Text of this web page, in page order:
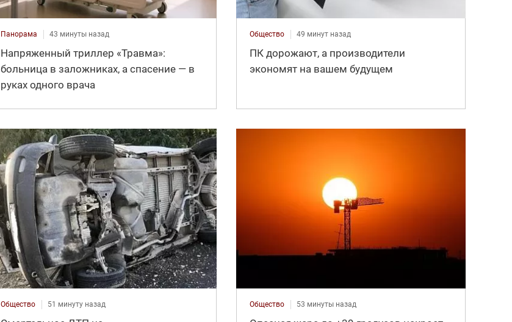
Панорама 43 минуты назад
Напряженный триллер «Травма»:
больница в заложниках, а спасение — в
руках одного врача
Общество 49 минут назад
ПК дорожают, а производители
экономят на вашем будущем
Общество 51 минуту назад Общество 53 минуты назад